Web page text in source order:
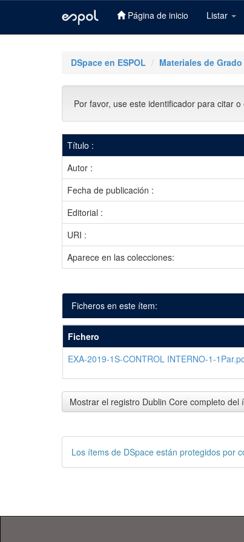
Página de inicio Listar
DSpace en ESPOL Materiales de
Por favor, use este identificador para citar
Título :
Autor :
Fecha de publicación :
Editorial :
URI :
Aparece en las colecciones:
Ficheros en este ítem:
Fichero
EXA-2019-1S-CONTROL INTERNO-1-
Mostrar el registro Dublin Core completo del
Los ítems de DSpace están protegidos por